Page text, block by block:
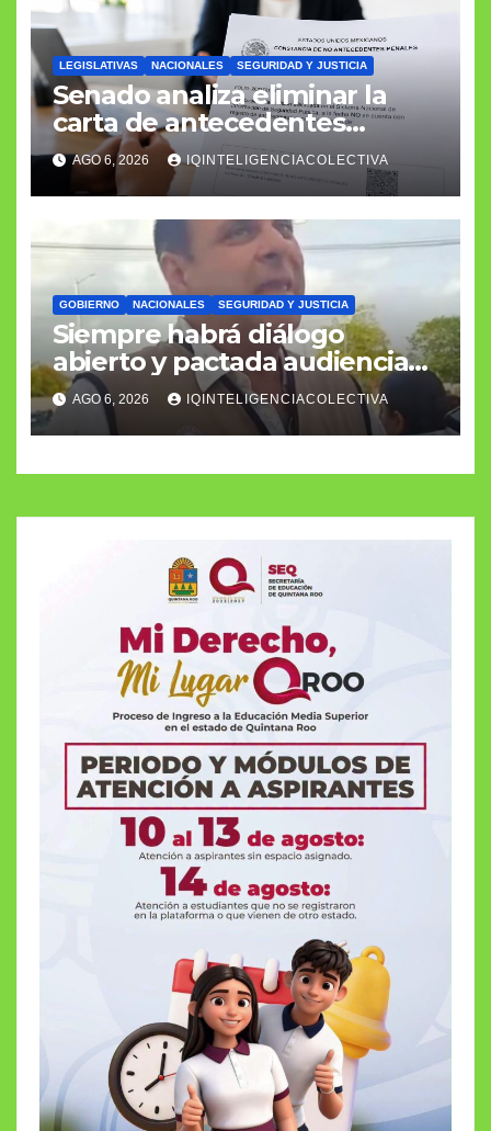
LEGISLATIVAS NACIONALES SEGURIDAD Y JUSTICIA
Senado analiza eliminar la
carta de antecedentes
penales como requisito
laboral
AGO 6, 2026 IQINTELIGENCIACOLECTIVA
GOBIERNO NACIONALES SEGURIDAD Y JUSTICIA
Siempre habrá diálogo
abierto y pactada audiencia
con el fiscal general
AGO 6, 2026 IQINTELIGENCIACOLECTIVA